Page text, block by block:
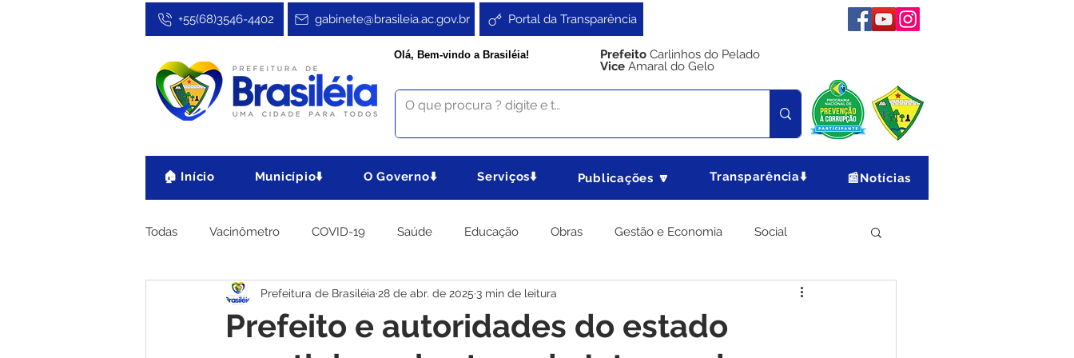
Portal da Transparência
gabinete@brasileia.ac.gov.br
+55(68)3546-4402
Olá, Bem-vindo a Brasiléia! Prefeito Carlinhos do Pelado
Vice Amaral do Gelo
🏠 Início Município⬇️ O Governo⬇️ Serviços⬇️ Publicações 🔽 Transparência⬇️ 📰Notícias
Todas Vacinômetro COVID-19 Saúde Educação Obras Gestão e Economia Social
Cultura, Festa e Esporte No Gabinete Agricultura e Produção Meio Ambiente
Prefeito e autoridades do estado
Prefeitura de Brasiléia 28 de abr. de 2025 3 min de leitura